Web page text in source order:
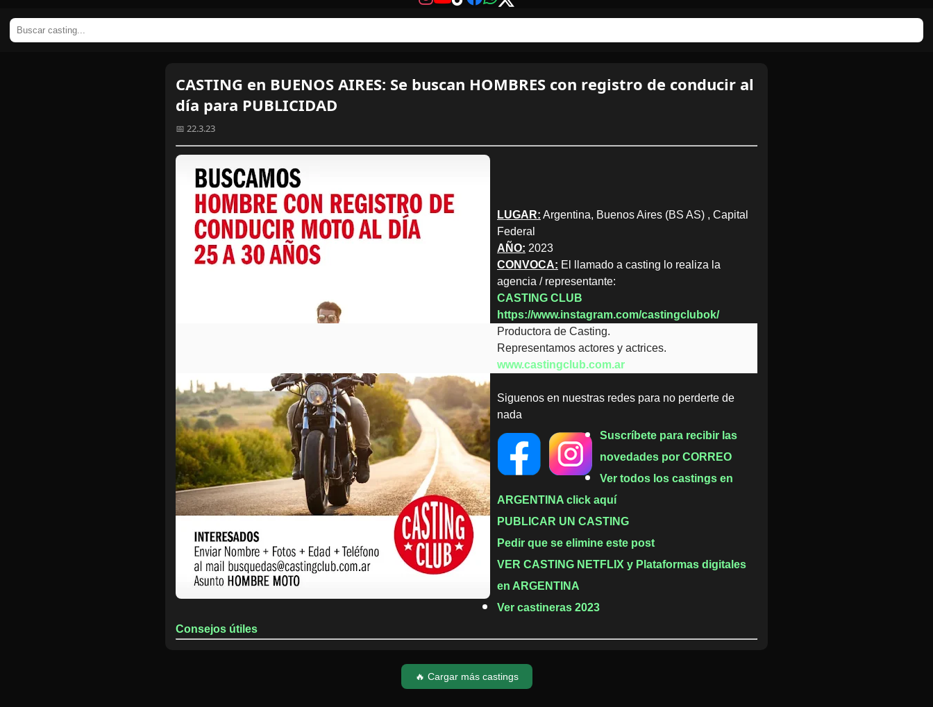
CASTING en BUENOS AIRES: Se buscan HOMBRES con registro de conducir al
día para PUBLICIDAD
📅 22.3.23
LUGAR: Argentina, Buenos Aires (BS AS) , Capital
Federal
AÑO: 2023
CONVOCA: El llamado a casting lo realiza la
agencia / representante:
CASTING CLUB
https://www.instagram.com/castingclubok/
Productora de Casting.
Representamos actores y actrices.
www.castingclub.com.ar
Siguenos en nuestras redes para no perderte de
nada
Suscríbete para recibir las
novedades por CORREO
Ver todos los castings en
ARGENTINA click aquí
PUBLICAR UN CASTING
Pedir que se elimine este post
VER CASTING NETFLIX y Plataformas digitales
en ARGENTINA
Ver castineras 2023
Consejos útiles
🔥 Cargar más castings